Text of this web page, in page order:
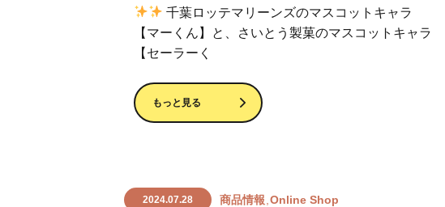
千葉ロッテマリーンズのマスコットキャラ
【マーくん】と、さいとう製菓のマスコットキャラ
【セーラーく
もっと見る
2024.07.28 商品情報 Online Shop